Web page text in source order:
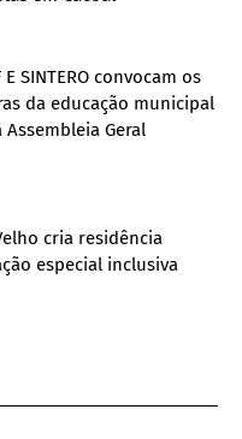
E SINTERO convocam os
da educação municipal
Geral
cria residência
especial inclusiva